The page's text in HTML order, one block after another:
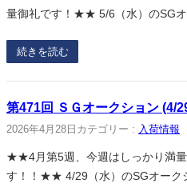
量御礼です！★★ 5/6（水）のSGオ
続きを読む
第471回 ＳＧオークション (4/
2026年4月28日 カテゴリー : 入荷情報
★★4月第5週、今週はしっかり満量
す！！★★ 4/29（水）のSGオーク